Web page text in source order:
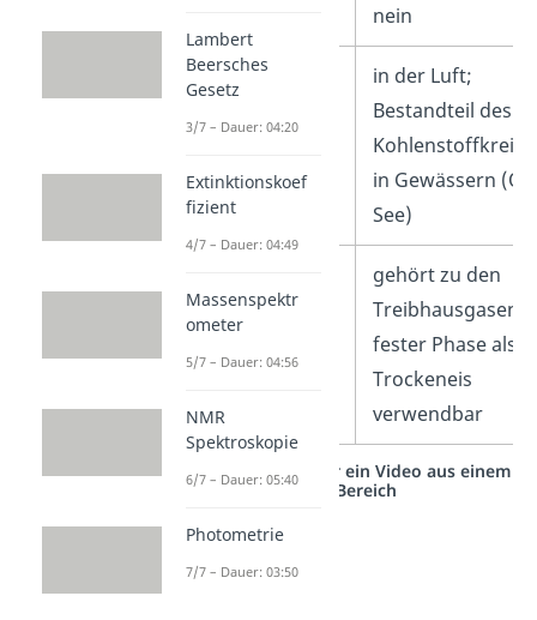
nein
Vorkommen
in der Luft;
Bestandteil des
in Gewässern
See)
gehört zu den
Treibhausgasen;
fester Phase als
Trockeneis
verwendbar
Studyflix vernetzt: Hier ein Video aus einem
anderen Bereich
Lambert
Beersches
Gesetz
3/7 – Dauer: 04:20
Extinktionskoef
fizient
4/7 – Dauer: 04:49
Massenspektr
ometer
5/7 – Dauer: 04:56
NMR
Spektroskopie
6/7 – Dauer: 05:40
Photometrie
7/7 – Dauer: 03:50